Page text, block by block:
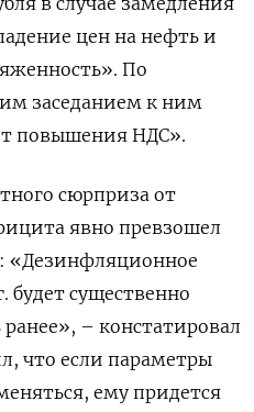
цен на нефть и
По
заседанием к ним
повышения НДС».
сюрприза от
явно превзошел
«Дезинфляционное
будет существенно
– констатировал
что если параметры
ему придется